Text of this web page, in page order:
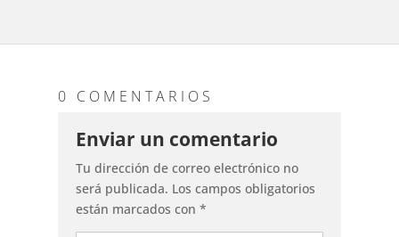
0 COMENTARIOS
Enviar un comentario
Tu dirección de correo electrónico no
será publicada. Los campos obligatorios
están marcados con *